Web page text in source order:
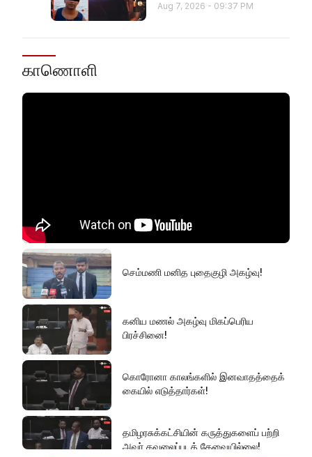
Aug 7, 2026 - 09:37 PM
காணொளி
செம்மணி மனித புதைகுழி அகழ்வு!
கனிய மணல் அகழ்வு மிகப்பெரிய
பிரச்சினை!
கொரோனா காலங்களில் இனவாதத்தைக்
கையில் எடுத்தார்கள்!
தமிழரசுக்கட்சியின் கருத்துகளைப் பற்றி
அவர் கவலைப்படத் தேவையில்லை!